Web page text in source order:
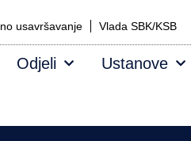
usavršavanje Vlada SBK/KSB
Odjeli Ustanove